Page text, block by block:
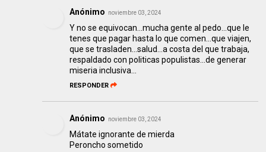
Anónimo noviembre 03, 2024
Y no se equivocan...mucha gente al pedo...que le
tenes que pagar hasta lo que comen...que viajen,
que se trasladen...salud...a costa del que trabaja,
respaldado con politicas populistas...de generar
miseria inclusiva...
RESPONDER
Anónimo noviembre 03, 2024
Mátate ignorante de mierda
Peroncho sometido